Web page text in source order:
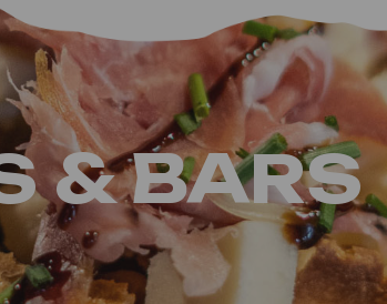
& BARS